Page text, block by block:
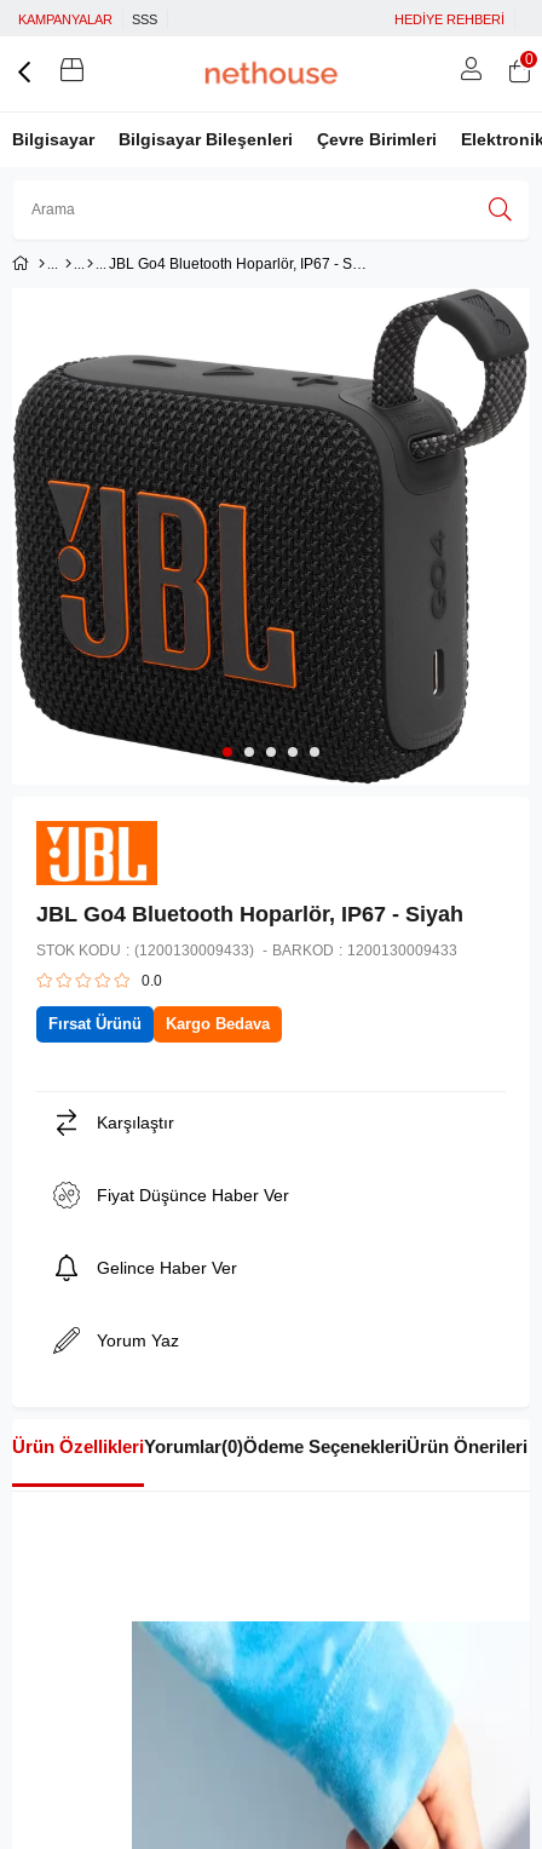
KAMPANYALAR SSS HEDİYE REHBERİ
Bilgisayar Bilgisayar Bileşenleri Çevre Birimleri
Facebook İle Bağlan
Google İle Bağlan
0
JBL Go4 Bluetooth Hoparlör, IP67 - Siyah
JBL Go4 Bluetooth Hoparlör, IP67 - Siyah
STOK KODU (1200130009433) BARKOD : 1200130009433
0.0
Fırsat Ürünü Kargo Bedava
Karşılaştır
Fiyat Düşünce Haber Ver
Gelince Haber Ver
Yorum Yaz
Ürün ÖzellikleriYorumlar(0)Ödeme SeçenekleriÜrün Önerileri